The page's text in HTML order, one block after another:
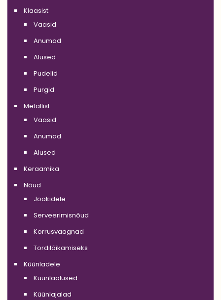
Klaasist
Vaasid
Anumad
Alused
Pudelid
Purgid
Metallist
Vaasid
Anumad
Alused
Keraamika
Nõud
Jookidele
Serveerimisnõud
Korrusvaagnad
Tordilõikamiseks
Küünladele
Küünlaalused
Küünlajalad